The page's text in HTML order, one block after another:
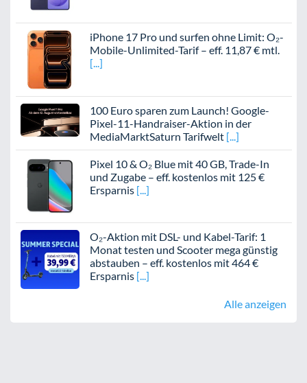
iPhone 17 Pro und surfen ohne Limit: O₂-
Mobile-Unlimited-Tarif – eff. 11,87 € mtl.
100 Euro sparen zum Launch! Google-
Pixel-11-Handraiser-Aktion in der
MediaMarktSaturn Tarifwelt
Pixel 10 & O₂ Blue mit 40 GB, Trade-In
und Zugabe – eff. kostenlos mit 125 €
Ersparnis
O₂-Aktion mit DSL- und Kabel-Tarif: 1
Monat testen und Scooter mega günstig
abstauben – eff. kostenlos mit 464 €
Ersparnis
Alle anzeigen